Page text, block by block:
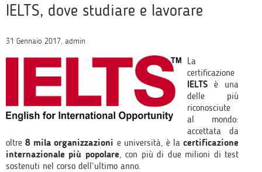
IELTS, dove studiare e lavorare
31 Gennaio 2017, admin
La
certificazione
IELTS è una
delle più
riconosciute
al mondo:
accettata da
oltre8 mila organizzazioni e università, è la certificazione
internazionale più popolare, con più di due milioni di test
sostenuti nel corso dell’ultimo anno.